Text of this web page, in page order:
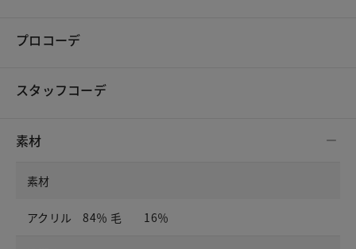
プロコーデ
スタッフコーデ
素材
素材
アクリル 84％ 毛 16％